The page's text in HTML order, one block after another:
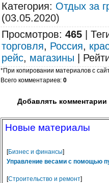
Категория: Отдых за
(03.05.2020)
Просмотров: 465
торговля, Россия,
рейс, магазины
*При копировании материалов с
Всего комментариев: 0
Добавлять комментарии
Новые материалы
[Бизнес и финансы]
Управление весами с помощью
[Строительство и ремонт]